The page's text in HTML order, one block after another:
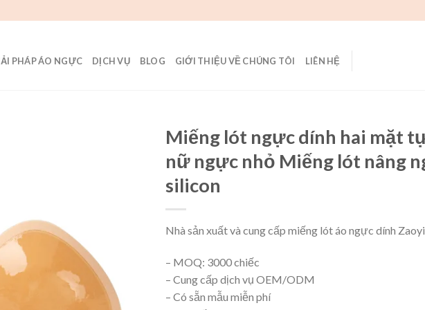
PHÁP ÁO NGỰC DỊCH VỤ BLOG GIỚI THIỆU VỀ CHÚNG TÔI LIÊN HỆ
Miếng lót ngực dính hai mặt
nữ ngực nhỏ Miếng lót nâng
silicon
Nhà sản xuất và cung cấp miếng lót áo ngực dính
– MOQ: 3000 chiếc
– Cung cấp dịch vụ OEM/ODM
– Có sẵn mẫu miễn phí